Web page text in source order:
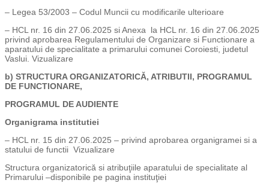
– Legea 53/2003 – Codul Muncii cu modificarile ulterioare
– HCL nr. 16 din 27.06.2025 si Anexa la HCL nr. 16 din 27.06.2025
privind aprobarea Regulamentului de Organizare si Functionare a
aparatului de specialitate a primarului comunei Coroiesti, judetul
Vaslui. Vizualizare
b) STRUCTURA ORGANIZATORICĂ, ATRIBUTII, PROGRAMUL
DE FUNCTIONARE,
PROGRAMUL DE AUDIENTE
Organigrama institutiei
– HCL nr. 15 din 27.06.2025 – privind aprobarea organigramei si a
statului de functii Vizualizare
Structura organizatorică si atribuţiile aparatului de specialitate al
Primarului –disponibile pe pagina instituţiei